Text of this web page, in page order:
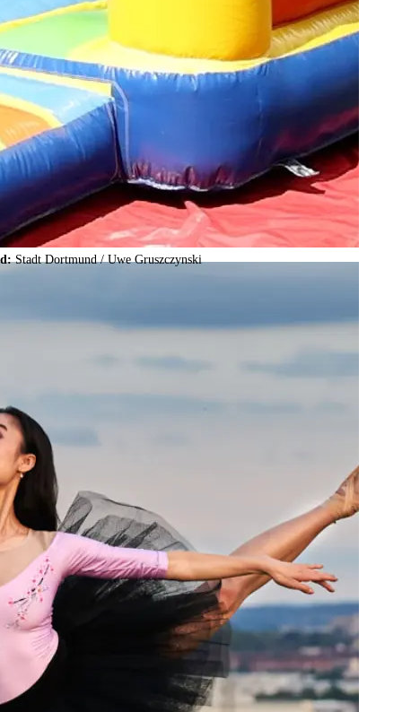
Stadt Dortmund /Uwe Gruszczynski